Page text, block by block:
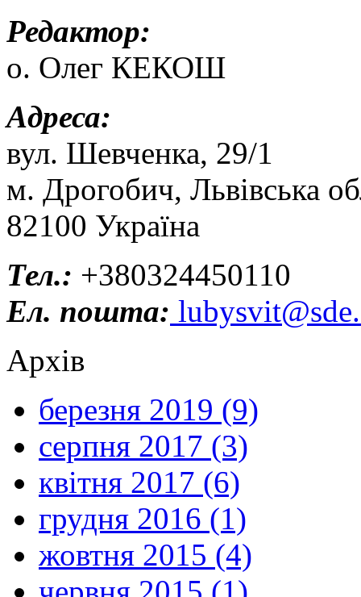
Редактор:
о. Олег КЕКОШ
Адреса:
вул. Шевченка, 29/1
м. Дрогобич, Львівська
82100 Україна
Тел.: +380324450110
Ел. пошта:
Архів
березня 2019 (9)
серпня 2017 (3)
квітня 2017 (6)
грудня 2016 (1)
жовтня 2015 (4)